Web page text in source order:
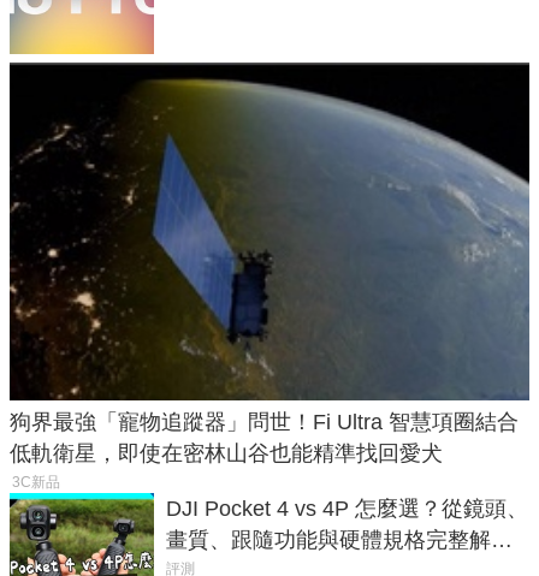
狗界最強「寵物追蹤器」問世！Fi Ultra 智慧項圈結合
低軌衛星，即使在密林山谷也能精準找回愛犬
3C新品
DJI Pocket 4 vs 4P 怎麼選？從鏡頭、
畫質、跟隨功能與硬體規格完整解
析，一次看懂兩台差異
評測